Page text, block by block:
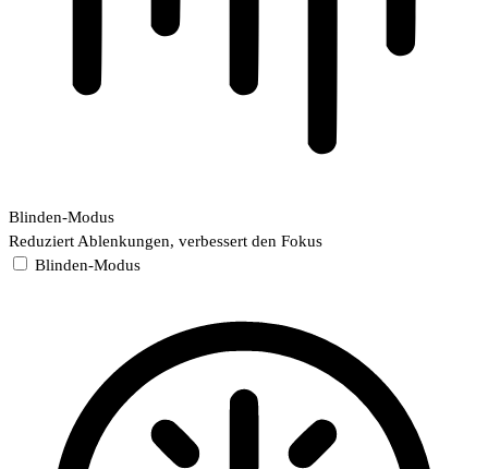
Blinden-Modus
Reduziert Ablenkungen, verbessert den Fokus
Blinden-Modus